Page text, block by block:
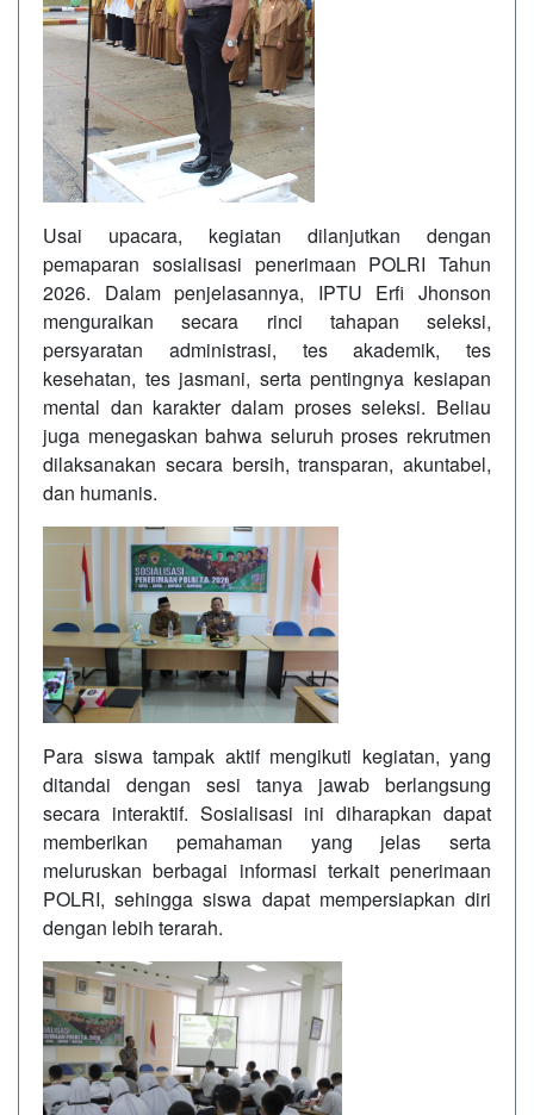
Usai upacara, kegiatan dilanjutkan dengan
pemaparan sosialisasi penerimaan POLRI Tahun
2026. Dalam penjelasannya, IPTU Erfi Jhonson
menguraikan secara rinci tahapan seleksi,
persyaratan administrasi, tes akademik, tes
kesehatan, tes jasmani, serta pentingnya kesiapan
mental dan karakter dalam proses seleksi. Beliau
juga menegaskan bahwa seluruh proses rekrutmen
dilaksanakan secara bersih, transparan, akuntabel,
dan humanis.
Para siswa tampak aktif mengikuti kegiatan, yang
ditandai dengan sesi tanya jawab berlangsung
secara interaktif. Sosialisasi ini diharapkan dapat
memberikan pemahaman yang jelas serta
meluruskan berbagai informasi terkait penerimaan
POLRI, sehingga siswa dapat mempersiapkan diri
dengan lebih terarah.